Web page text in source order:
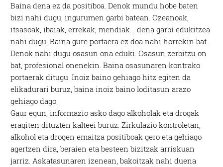
Baina dena ez da positiboa. Denok mundu hobe baten
bizi nahi dugu, ingurumen garbi batean. Ozeanoak,
itsasoak, ibaiak, errekak, mendiak… dena garbi edukitzea
nahi dugu. Baina gure portaera ez doa nahi horrekin bat.
Denok nahi dugu osasun ona eduki. Osasun zerbitzu on
bat, profesional onenekin. Baina osasunaren kontrako
portaerak ditugu. Inoiz baino gehiago hitz egiten da
elikadurari buruz, baina inoiz baino loditasun arazo
gehiago dago.
Gaur egun, informazio asko dago alkoholak eta drogak
eragiten dituzten kalteei buruz. Zirkulazio kontroletan,
alkohol eta drogen emaitza positiboak gero eta gehiago
agertzen dira, beraien eta besteen bizitzak arriskuan
jarriz. Askatasunaren izenean, bakoitzak nahi duena